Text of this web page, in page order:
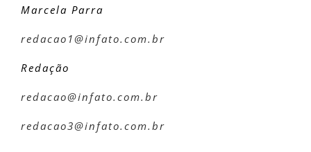
Marcela Parra
redacao1@infato.com.br
Redação
redacao@infato.com.br
redacao3@infato.com.br